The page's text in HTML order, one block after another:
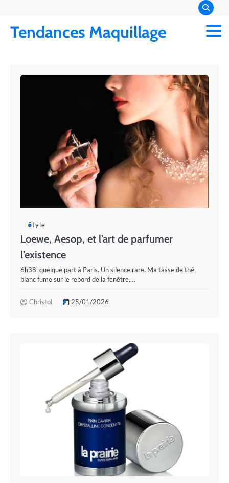
content
Tendances Maquillage
Style
Loewe, Aesop, et l’art de parfumer
l’existence
6h38, quelque part à Paris. Un silence rare. Ma tasse de thé
blanc fume sur le rebord de la fenêtre,…
Christol 25/01/2026